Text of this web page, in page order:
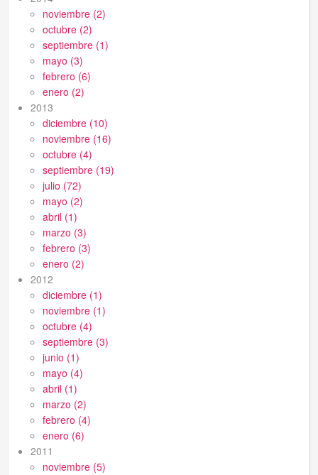
noviembre (2)
octubre (2)
septiembre (1)
mayo (3)
febrero (6)
enero (2)
2013
diciembre (10)
noviembre (16)
octubre (4)
septiembre (19)
julio (72)
mayo (2)
abril (1)
marzo (3)
febrero (3)
enero (2)
2012
diciembre (1)
noviembre (1)
octubre (4)
septiembre (3)
junio (1)
mayo (4)
abril (1)
marzo (2)
febrero (4)
enero (6)
2011
noviembre (5)